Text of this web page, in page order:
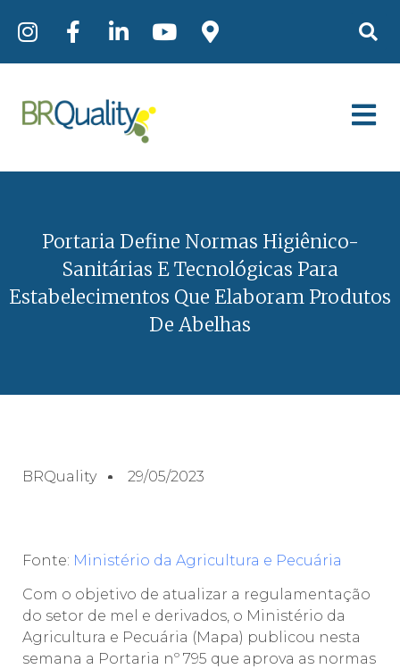
Portaria Define Normas Higiênico-
Sanitárias E Tecnológicas Para
Estabelecimentos Que Elaboram Produtos
De Abelhas
BRQuality 29/05/2023
Fonte: Ministério da Agricultura e Pecuária
Com o objetivo de atualizar a regulamentação
do setor de mel e derivados, o Ministério da
Agricultura e Pecuária (Mapa) publicou nesta
semana a Portaria nº 795 que aprova as normas